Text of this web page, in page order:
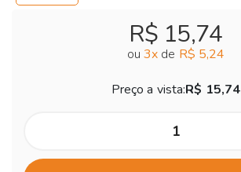
R$ 15,74
ou 3x de R$ 5,24
Preço a vista:R$ 15,74